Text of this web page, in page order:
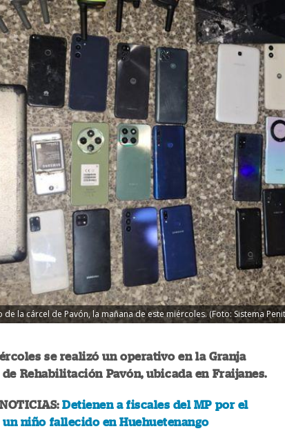
la cárcel de Pavón, la mañana de este miércoles. (Foto: Sistema
se realizó un operativo en la Granja
Rehabilitación Pavón, ubicada en Fraijanes.
Detienen a fiscales del MP por el
un niño fallecido en Huehuetenango